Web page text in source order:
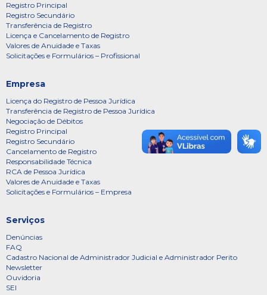
Registro Principal
Registro Secundário
Transferência de Registro
Licença e Cancelamento de Registro
Valores de Anuidade e Taxas
Solicitações e Formulários – Profissional
Empresa
Licença do Registro de Pessoa Jurídica
Transferência de Registro de Pessoa Jurídica
Negociação de Débitos
Registro Principal
Registro Secundário
Cancelamento de Registro
Responsabilidade Técnica
RCA de Pessoa Jurídica
Valores de Anuidade e Taxas
Solicitações e Formulários – Empresa
Serviços
Denúncias
FAQ
Cadastro Nacional de Administrador Judicial e Administrador Perito
Newsletter
Ouvidoria
SEI